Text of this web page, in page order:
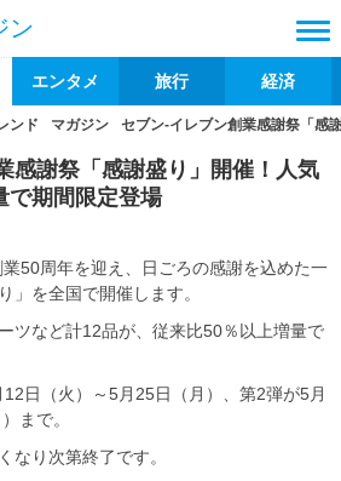
ン
エンタメ 旅行 経済
ンド マガジン セブン-イレブン創業感謝祭「感
感謝祭「感謝盛り」開催！人気
で期間限定登場
50周年を迎え、日ごろの感謝を込めた一
」を全国で開催します。
ツなど計12品が、従来比50％以上増量で
日（火）～5月25日（月）、第2弾が5月
まで。
なり次第終了です。